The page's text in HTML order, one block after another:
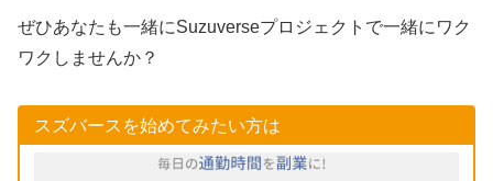
ぜひあなたも一緒にSuzuverseプロジェクトで一緒にワク
ワクしませんか？
スズバースを始めてみたい方は